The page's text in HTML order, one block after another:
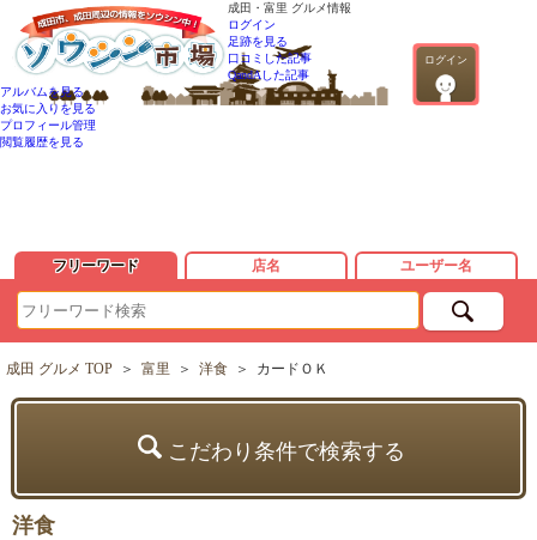
成田・富里 グルメ情報
ログイン
ログイン
足跡を見る
口コミした記事
QandAした記事
アルバムを見る
お気に入りを見る
プロフィール管理
閲覧履歴を見る
フリーワード 店名 ユーザー名
成田 グルメ TOP ＞ 富里 ＞ 洋食 ＞ カードＯＫ
こだわり条件で検索する
洋食